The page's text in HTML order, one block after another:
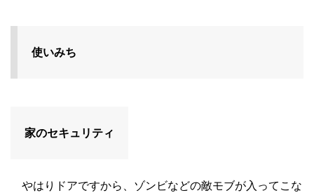
使いみち
家のセキュリティ
やはりドアですから、ゾンビなどの敵モブが入ってこな